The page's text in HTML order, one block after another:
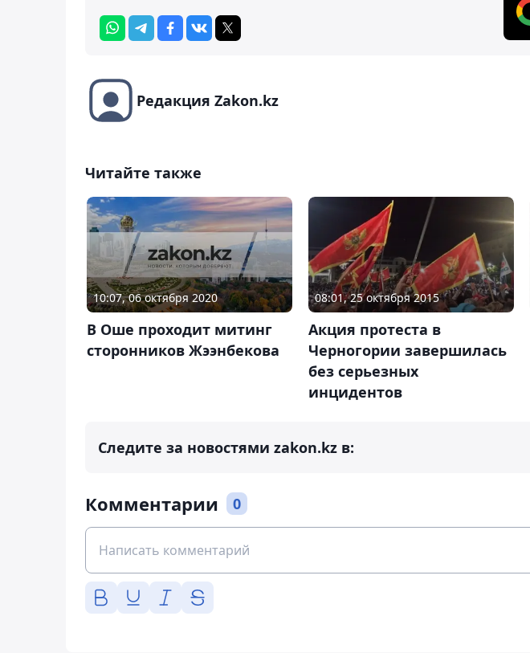
Редакция Zakon.kz
Читайте также
10:07, 06 октября 2020
В Оше проходит митинг
сторонников Жээнбекова
08:01, 25 октября 2015
Акция протеста в
Черногории завершилась
без серьезных
инцидентов
Следите за новостями zakon.kz в:
Комментарии 0